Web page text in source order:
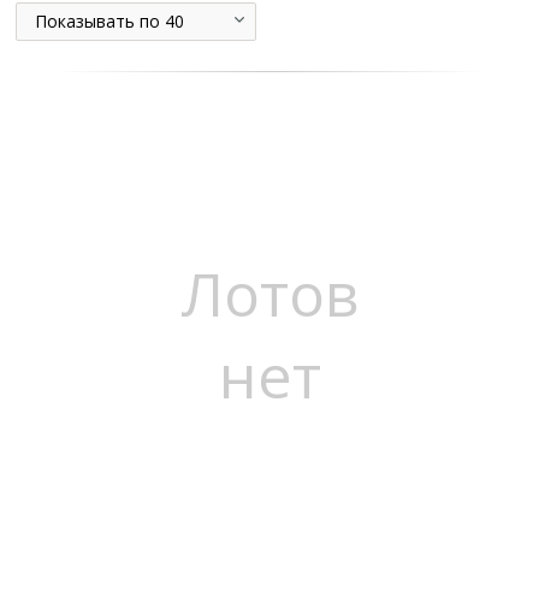
Показывать по 40
Лотов
нет